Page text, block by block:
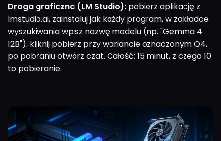
Droga graficzna (LM Studio): pobierz aplikację z
lmstudio.ai, zainstaluj jak każdy program, w zakładce
wyszukiwania wpisz nazwę modelu (np. "Gemma 4
12B"), kliknij pobierz przy wariancie oznaczonym Q4,
po pobraniu otwórz czat. Całość: 15 minut, z czego 10
to pobieranie.